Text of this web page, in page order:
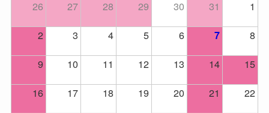
26 27 28 29 30 31
1
2
3 4 5 6 7
8
9
10 11 12 13 14
15
16
17 18 19 20 21
22